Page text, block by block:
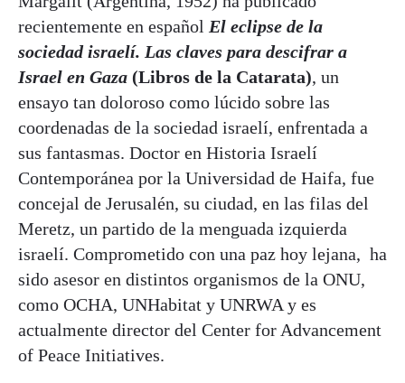
recientemente en español El eclipse de la
sociedad israelí. Las claves para descifrar a
Israel en Gaza (Libros de la Catarata), un
ensayo tan doloroso como lúcido sobre las
coordenadas de la sociedad israelí, enfrentada a
sus fantasmas. Doctor en Historia Israelí
Contemporánea por la Universidad de Haifa, fue
concejal de Jerusalén, su ciudad, en las filas del
Meretz, un partido de la menguada izquierda
israelí. Comprometido con una paz hoy lejana, ha
sido asesor en distintos organismos de la ONU,
como OCHA, UNHabitat y UNRWA y es
actualmente director del Center for Advancement
of Peace Initiatives.